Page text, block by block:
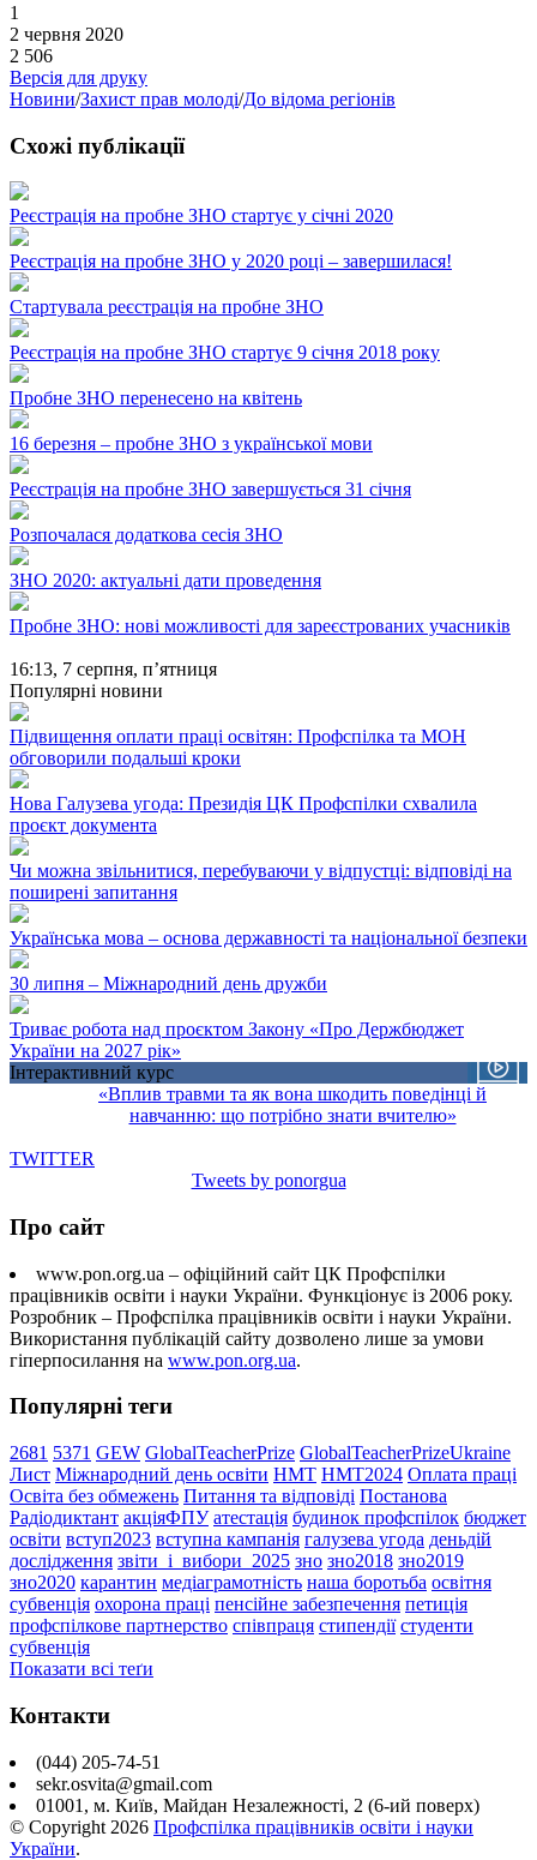
1
2 червня 2020
2 506
Версія для друку
Новини/Захист прав молоді/До відома регіонів
Схожі публікації
Реєстрація на пробне ЗНО стартує у січні 2020
Реєстрація на пробне ЗНО у 2020 році – завершилася!
Стартувала реєстрація на пробне ЗНО
Реєстрація на пробне ЗНО стартує 9 січня 2018 року
Пробне ЗНО перенесено на квітень
16 березня – пробне ЗНО з української мови
Реєстрація на пробне ЗНО завершується 31 січня
Розпочалася додаткова сесія ЗНО
ЗНО 2020: актуальні дати проведення
Пробне ЗНО: нові можливості для зареєстрованих учасників
16:13, 7 серпня, п’ятниця
Популярні новини
Підвищення оплати праці освітян: Профспілка та МОН
обговорили подальші кроки
Нова Галузева угода: Президія ЦК Профспілки схвалила
проєкт документа
Чи можна звільнитися, перебуваючи у відпустці: відповіді на
поширені запитання
Українська мова – основа державності та національної безпеки
30 липня – Міжнародний день дружби
Триває робота над проєктом Закону «Про Держбюджет
України на 2027 рік»
Інтерактивний курс
«Вплив травми та як вона шкодить поведінці й
навчанню: що потрібно знати вчителю»
TWITTER
Tweets by ponorgua
Про сайт
www.pon.org.ua – офіційний сайт ЦК Профспілки
працівників освіти і науки України. Функціонує із 2006 року.
Розробник – Профспілка працівників освіти і науки України.
Використання публікацій сайту дозволено лише за умови
гіперпосилання на www.pon.org.ua.
Популярні теги
2681 5371 GEW GlobalTeacherPrize GlobalTeacherPrizeUkraine
Лист Міжнародний день освіти НМТ НМТ2024 Оплата праці
Освіта без обмежень Питання та відповіді Постанова
Радіодиктант акціяФПУ атестація будинок профспілок бюджет
освіти вступ2023 вступна кампанія галузева угода деньдій
дослідження звіти_і_вибори_2025 зно зно2018 зно2019
зно2020 карантин медіаграмотність наша боротьба освітня
субвенція охорона праці пенсійне забезпечення петиція
профспілкове партнерство співпраця стипендії студенти
субвенція
Показати всі теґи
Контакти
(044) 205-74-51
sekr.osvita@gmail.com
01001, м. Київ, Майдан Незалежності, 2 (6-ий поверх)
© Copyright 2026 Профспілка працівників освіти і науки
України.